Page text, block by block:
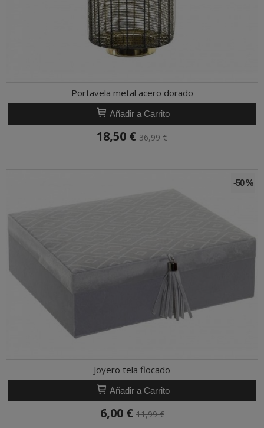
Portavela metal acero dorado
Añadir a Carrito
18,50 € 36,99 €
-50 %
Joyero tela flocado
Añadir a Carrito
6,00 €11,99 €